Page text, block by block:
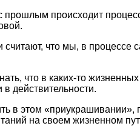
прошлым происходит
считают, что мы, в
что в каких-то
действительности.
в этом
на своем жизненном